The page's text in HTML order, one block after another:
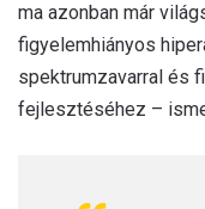
ma azonban már
figyelemhiányos
spektrumzavarral és
fejlesztéséhez –